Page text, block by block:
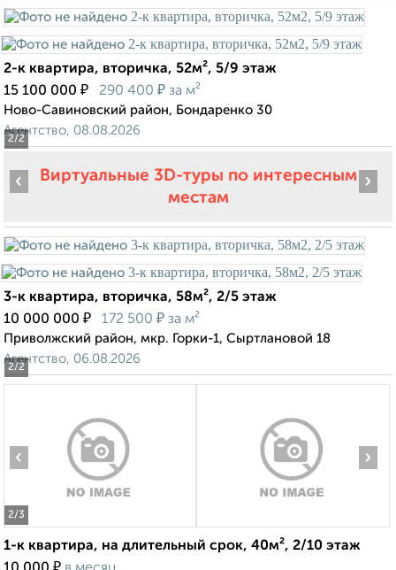
2/2
2-к квартира, вторичка, 52м², 5/9 этаж
15 100 000 ₽ 290 400 ₽ за м²
Ново-Савиновский район, Бондаренко 30
Агентство, 08.08.2026
Виртуальные 3D-туры по интересным
местам
2/2
‹ ›
3-к квартира, вторичка, 58м², 2/5 этаж
10 000 000 ₽ 172 500 ₽ за м²
Приволжский район, мкр. Горки-1, Сыртлановой 18
Агентство, 06.08.2026
2/3
‹ ›
1-к квартира, на длительный срок, 40м², 2/10 этаж